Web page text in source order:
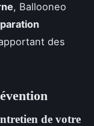
, Ballooneo
des
de votre